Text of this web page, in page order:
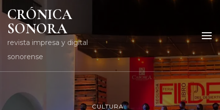
CRÓNICA
SONORA
revista impresa y digital
sonorense
CULTURA